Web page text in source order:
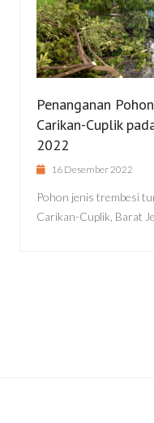
Penanganan
Carikan-Cuplik
2022
16 Desember 2022
Pohon jenis trembesi
Carikan-Cuplik, Barat